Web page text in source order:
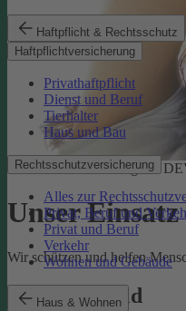
Haftpflicht & Rechtsschutz
Haftpflichtversicherung
Privathaftpflicht
Dienst und Beruf
Tierhalter
Haus und Bau
Rechtsschutzversicherung
Alles zur
Privat, Beruf und
Privat und Beruf
Verkehr
Wohnen und Gebäude
Haus & Wohnen
Soziale Verantwortung der
Unser
Wir schützen und helfen
Unser Leitbild